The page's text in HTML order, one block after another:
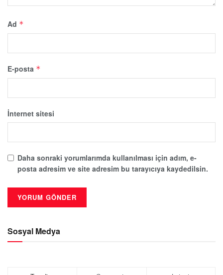
Ad *
E-posta *
İnternet sitesi
Daha sonraki yorumlarımda kullanılması için adım, e-
posta adresim ve site adresim bu tarayıcıya kaydedilsin.
Sosyal Medya